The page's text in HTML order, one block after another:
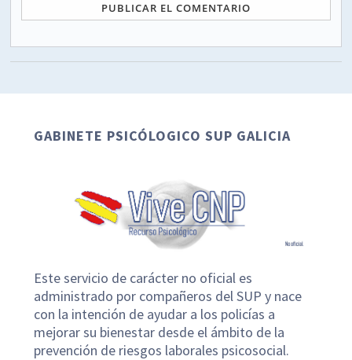
GABINETE PSICÓLOGICO SUP GALICIA
Este servicio de carácter no oficial es
administrado por compañeros del SUP y nace
con la intención de ayudar a los policías a
mejorar su bienestar desde el ámbito de la
prevención de riesgos laborales psicosocial.